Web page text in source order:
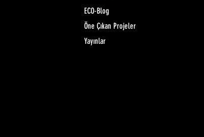
ECO-Blog
Öne Çıkan Projeler
Yayınlar